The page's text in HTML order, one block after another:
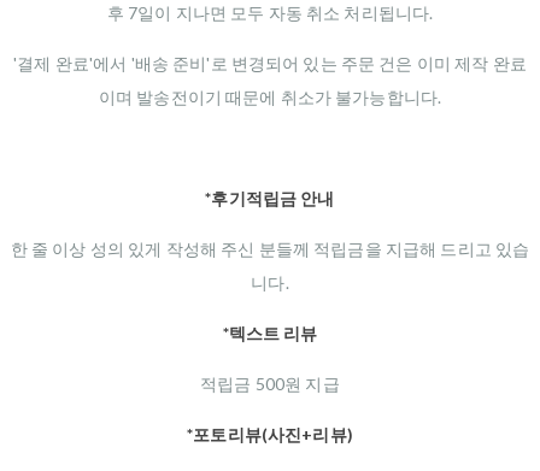
후 7일이 지나면 모두 자동 취소 처리됩니다.
'결제 완료'에서 '배송 준비'로 변경되어 있는 주문 건은 이미 제작 완료
이며 발송전이기 때문에 취소가 불가능합니다.
*후기적립금 안내
한 줄 이상 성의 있게 작성해 주신 분들께 적립금을 지급해 드리고 있습
니다.
*텍스트 리뷰
적립금 500원 지급
*포토리뷰(사진+리뷰)